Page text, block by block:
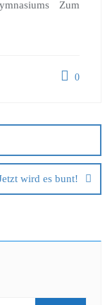
Zum
0
wird es bunt!